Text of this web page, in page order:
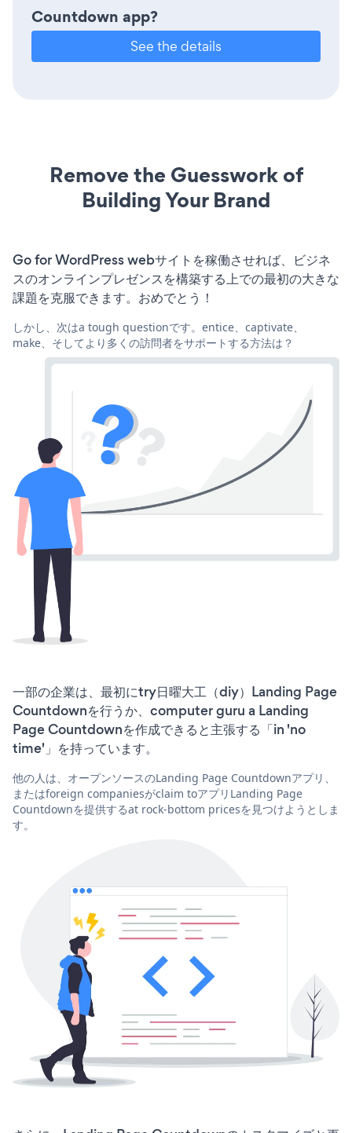
Countdown app?
See the details
Remove the Guesswork of
Building Your Brand
Go for WordPress webサイトを稼働させれば、ビジネ
スのオンラインプレゼンスを構築する上での最初の大きな
課題を克服できます。おめでとう！
しかし、次はa tough questionです。entice、captivate、
make、そしてより多くの訪問者をサポートする方法は？
一部の企業は、最初にtry日曜大工（diy）Landing Page
Countdownを行うか、computer guru a Landing
Page Countdownを作成できると主張する「in 'no
time'」を持っています。
他の人は、オープンソースのLanding Page Countdownアプリ、
またはforeign companiesがclaim toアプリLanding Page
Countdownを提供するat rock-bottom pricesを見つけようとしま
す。